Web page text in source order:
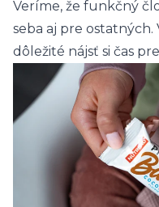
Veríme, že funkčný
seba aj pre
dôležité nájsť si čas